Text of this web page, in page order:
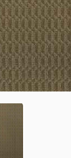
(сменить